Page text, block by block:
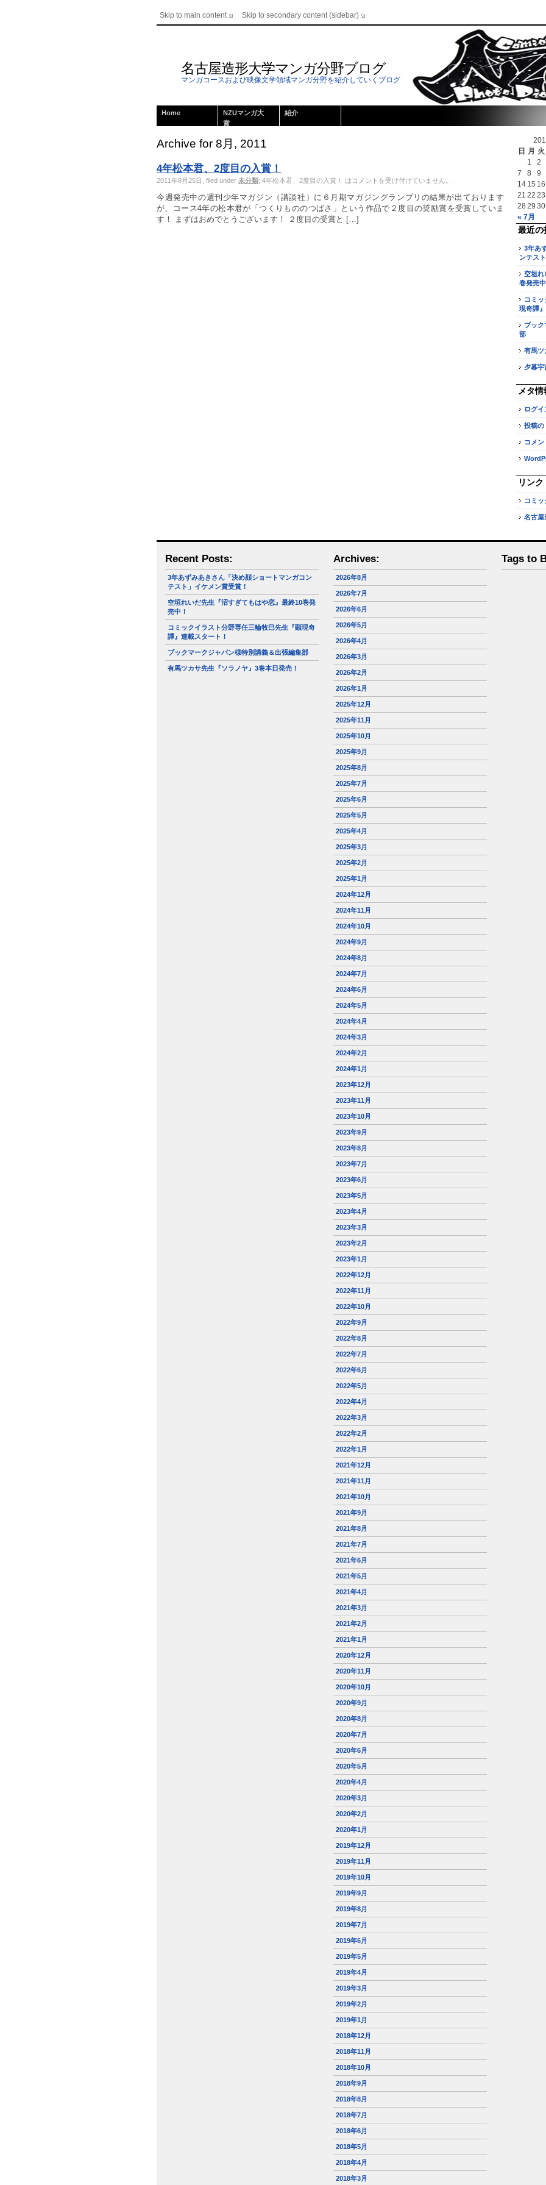
Skip to main content Skip to secondary content (sidebar)
名古屋造形大学マンガ分野ブログ
マンガコースおよび映像文学領域マンガ分野を紹介していくブログ
Home
NZUマンガ大
賞
紹介
Archive for 8月, 2011
4年松本君、2度目の入賞！
2011年8月25日, filed under 未分類; 4年松本君、2度目の入賞！ は コメントを受け付けていません。
今週発売中の週刊少年マガジン（講談社）に６月期マガジングランプリの結果が出ております
が、コース4年の松本君が「つくりもののつばさ」という作品で２度目の奨励賞を受賞していま
す！ まずはおめでとうございます！ ２度目の受賞と […]
日 月 火
« 7月
1 2
7
8 9
14 15 16
21 22 23
28 29 30
最近の
3年あ
ンテス
空垣
巻発売中
コミ
現奇譚
ブッ
部
有馬ツ
夕暮宇
メタ情
ログイ
投稿の
コメン
リンク
コミ
名古屋
Recent Posts:
3年あずみあきさん「決め顔ショートマンガコン
テスト」イケメン賞受賞！
空垣れいだ先生『沼すぎてもはや恋』最終10巻発
売中！
コミックイラスト分野専任三輪牧巳先生『顕現奇
譚』連載スタート！
ブックマークジャパン様特別講義＆出張編集部
有馬ツカサ先生『ソラノヤ』3巻本日発売！
Archives:
2026年8月
2026年7月
2026年6月
2026年5月
2026年4月
2026年3月
2026年2月
2026年1月
2025年12月
2025年11月
2025年10月
2025年9月
2025年8月
2025年7月
2025年6月
2025年5月
2025年4月
2025年3月
2025年2月
2025年1月
2024年12月
2024年11月
2024年10月
2024年9月
2024年8月
2024年7月
2024年6月
2024年5月
2024年4月
2024年3月
2024年2月
2024年1月
2023年12月
2023年11月
2023年10月
2023年9月
2023年8月
2023年7月
2023年6月
2023年5月
2023年4月
2023年3月
2023年2月
2023年1月
2022年12月
2022年11月
2022年10月
2022年9月
2022年8月
2022年7月
2022年6月
2022年5月
2022年4月
2022年3月
2022年2月
2022年1月
2021年12月
2021年11月
2021年10月
2021年9月
2021年8月
2021年7月
2021年6月
2021年5月
2021年4月
2021年3月
2021年2月
2021年1月
2020年12月
2020年11月
2020年10月
2020年9月
2020年8月
2020年7月
2020年6月
2020年5月
2020年4月
2020年3月
2020年2月
2020年1月
2019年12月
2019年11月
2019年10月
2019年9月
2019年8月
2019年7月
2019年6月
2019年5月
2019年4月
2019年3月
2019年2月
2019年1月
2018年12月
2018年11月
2018年10月
2018年9月
2018年8月
2018年7月
2018年6月
2018年5月
2018年4月
2018年3月
Tags to